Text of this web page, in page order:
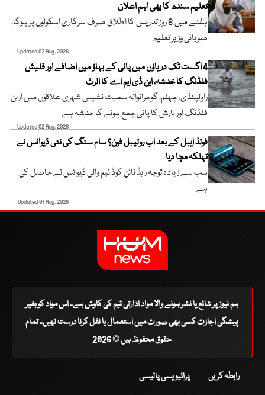
تعلیم سندھ کا بھی اہم اعلان
ہفتے میں 6 روز تدریس کا اطلاق صرف سرکاری اسکولوں پر ہوگا،
صوبائی وزیر تعلیم
Updated 02 Aug, 2026
4 اگست تک دریاؤں میں پانی کے بہاؤ میں اضافے اور فلیش
فلڈنگ کا خدشہ، این ڈی ایم اے کا الرٹ
راولپنڈی، جہلم، گوجرانوالہ سمیت نشیبی شہری علاقوں میں اربن
فلڈنگ اور بارش کا پانی جمع ہونے کا خدشہ ہے
Updated 02 Aug, 2026
فولڈ ایبل کے بعد اب رولیبل فون؟ سام سنگ کی نئی ڈیوائس نے
تہلکہ مچا دیا
سب سے زیادہ توجہ زیڈ نائن کوڈ نیم والی ڈیوائس نے حاصل کی
ہے
Updated 01 Aug, 2026
ہم نیوز پر شائع یا نشر ہونے والا مواد ادارتی ٹیم کی کاوش ہے۔ اس مواد کو بغیر
پیشگی اجازت کسی بھی صورت میں استعمال یا نقل کرنا درست نہیں۔ تمام
حقوق محفوظ ہیں © 2026
رابطہ کریں پرائیویسی پالیسی